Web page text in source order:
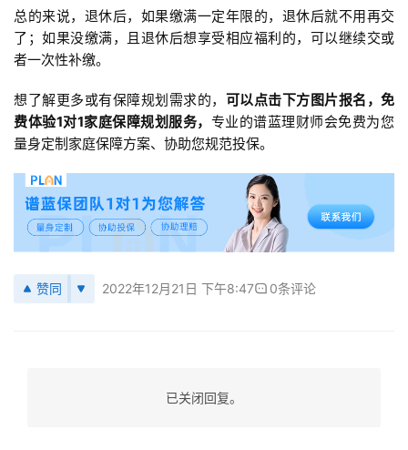
总的来说，退休后，如果缴满一定年限的，退休后就不用再交
了；如果没缴满，且退休后想享受相应福利的，可以继续交或
者一次性补缴。
想了解更多或有保障规划需求的， 可以点击下方图片报名，免
费体验1对1家庭保障规划服务， 专业的谱蓝理财师会免费为您
量身定制家庭保障方案、协助您规范投保。
赞同 2022年12月21日 下午8:47 0条评论
已关闭回复。